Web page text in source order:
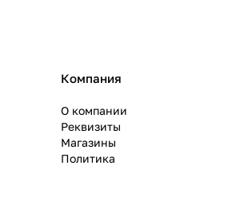
Компания
О компании
Реквизиты
Магазины
Политика